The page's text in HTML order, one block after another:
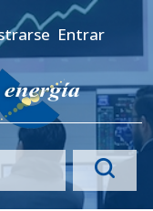
Entrar